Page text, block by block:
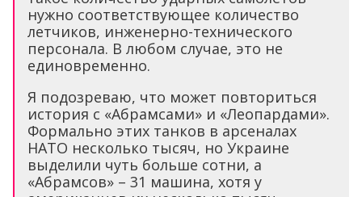
нужно соответствующее количество
летчиков, инженерно-технического
персонала. В любом случае, это не
единовременно.
Я подозреваю, что может повториться
история с «Абрамсами» и «Леопардами».
Формально этих танков в арсеналах
НАТО несколько тысяч, но Украине
выделили чуть больше сотни, а
«Абрамсов» – 31 машина, хотя у